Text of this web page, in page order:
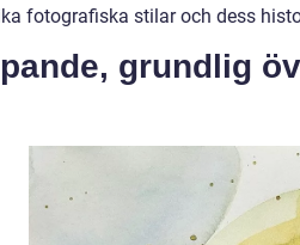
fotografiska stilar och dess
grundlig